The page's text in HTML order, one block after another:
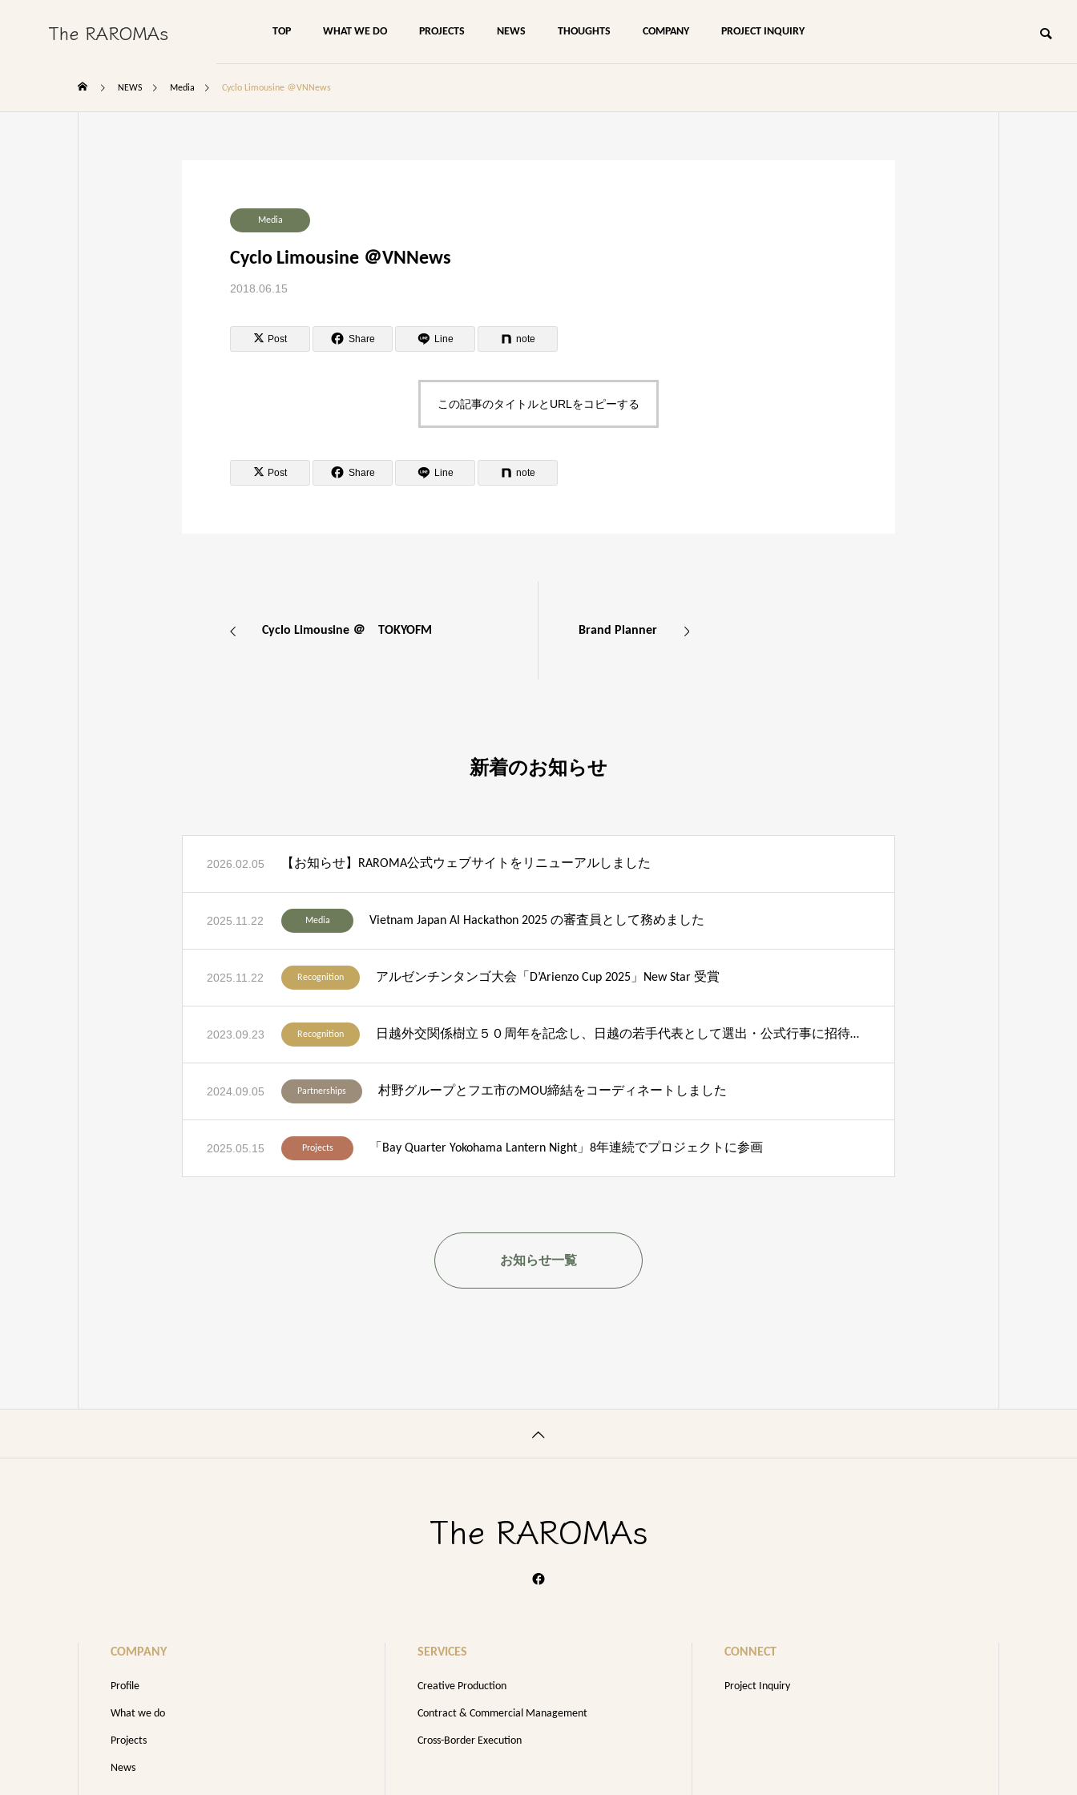
The RAROMAs TOP WHAT WE DO PROJECTS NEWS THOUGHTS COMPANY PROJECT INQUIRY
NEWS Media Cyclo Limousine ＠VNNews
Media
Cyclo Limousine ＠VNNews
2018.06.15
Post Share Line note
この記事のタイトルとURLをコピーする
Post Share Line note
Cyclo Limousine ＠ TOKYOFM Brand Planner
新着のお知らせ
2026.02.05 【お知らせ】RAROMA公式ウェブサイトをリニューアルしました
2025.11.22 Media Vietnam Japan AI Hackathon 2025 の審査員として務めました
2025.11.22 Recognition アルゼンチンタンゴ大会「D’Arienzo Cup 2025」New Star 受賞
2023.09.23 Recognition 日越外交関係樹立５０周年を記念し、日越の若手代表として選出・公式行事に招待されました。
2024.09.05 Partnerships 村野グループとフエ市のMOU締結をコーディネートしました
2025.05.15 Projects 「Bay Quarter Yokohama Lantern Night」8年連続でプロジェクトに参画
お知らせ一覧
The RAROMAs
COMPANY
Profile
What we do
Projects
News
SERVICES
Creative Production
Contract & Commercial Management
Cross-Border Execution
CONNECT
Project Inquiry